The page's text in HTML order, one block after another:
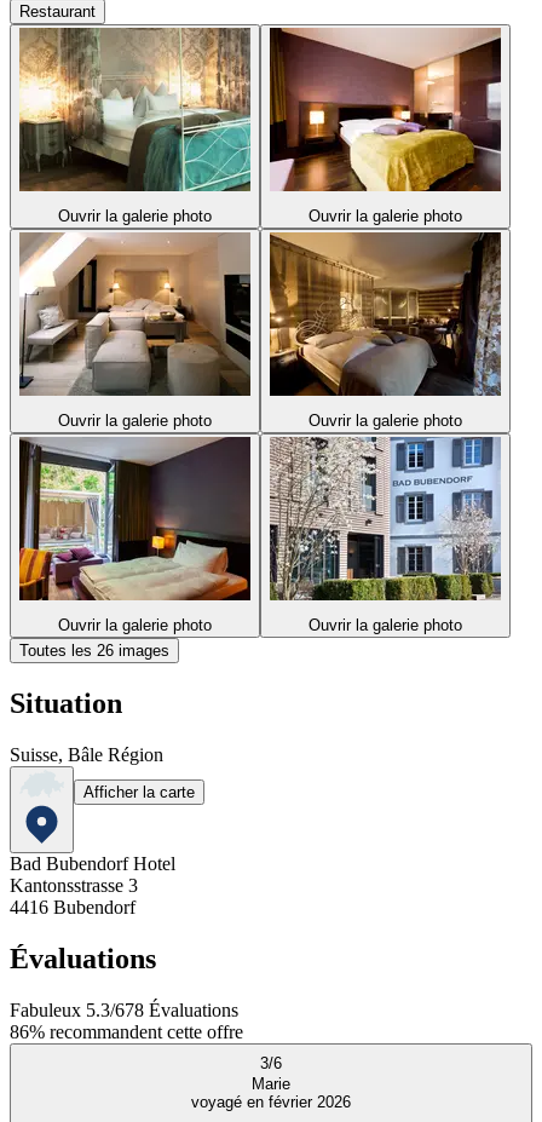
Restaurant
Ouvrir la galerie photo Ouvrir la galerie photo
Ouvrir la galerie photo Ouvrir la galerie photo
Ouvrir la galerie photo
Ouvrir la galerie photo
Toutes les 26 images
Situation
Suisse, Bâle Région
Afficher la carte
Bad Bubendorf Hotel
Kantonsstrasse 3
4416 Bubendorf
Évaluations
Fabuleux 5.3/678 Évaluations
86% recommandent cette offre
3/6
Marie
voyagé en février 2026